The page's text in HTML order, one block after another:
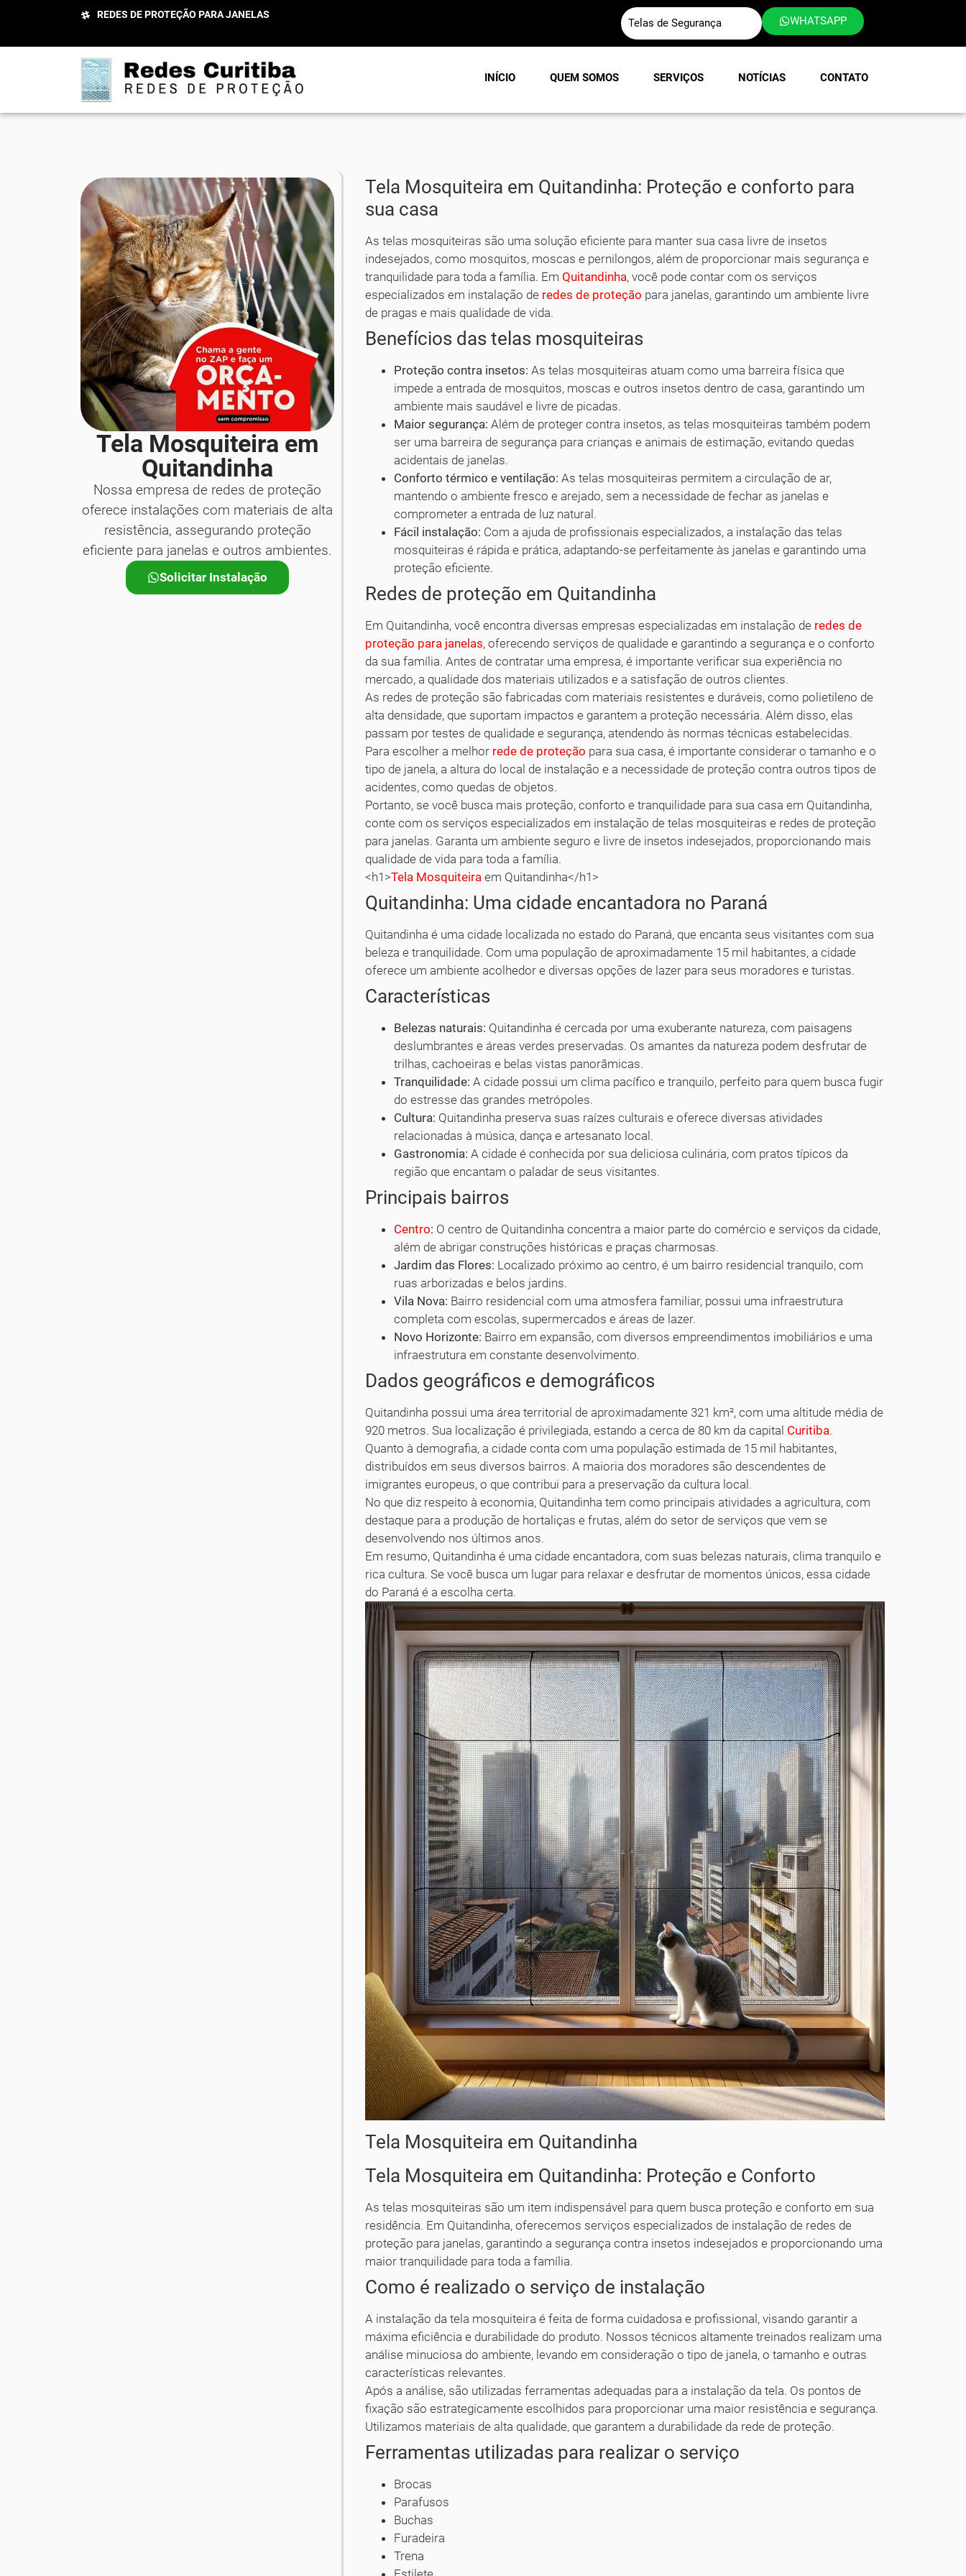
REDES DE PROTEÇÃO PARA JANELAS
Telas de Segurança WHATSAPP
INÍCIO QUEM SOMOS SERVIÇOS NOTÍCIAS CONTATO
Tela Mosquiteira em
Quitandinha
Nossa empresa de redes de proteção
oferece instalações com materiais de alta
resistência, assegurando proteção
eficiente para janelas e outros ambientes.
Solicitar Instalação
Tela Mosquiteira em Quitandinha: Proteção e conforto para
sua casa
As telas mosquiteiras são uma solução eficiente para manter sua casa livre de insetos
indesejados, como mosquitos, moscas e pernilongos, além de proporcionar mais segurança e
tranquilidade para toda a família. Em Quitandinha, você pode contar com os serviços
especializados em instalação de redes de proteção para janelas, garantindo um ambiente livre
de pragas e mais qualidade de vida.
Benefícios das telas mosquiteiras
Proteção contra insetos: As telas mosquiteiras atuam como uma barreira física que
impede a entrada de mosquitos, moscas e outros insetos dentro de casa, garantindo um
ambiente mais saudável e livre de picadas.
Maior segurança: Além de proteger contra insetos, as telas mosquiteiras também podem
ser uma barreira de segurança para crianças e animais de estimação, evitando quedas
acidentais de janelas.
Conforto térmico e ventilação: As telas mosquiteiras permitem a circulação de ar,
mantendo o ambiente fresco e arejado, sem a necessidade de fechar as janelas e
comprometer a entrada de luz natural.
Fácil instalação: Com a ajuda de profissionais especializados, a instalação das telas
mosquiteiras é rápida e prática, adaptando-se perfeitamente às janelas e garantindo uma
proteção eficiente.
Redes de proteção em Quitandinha
Em Quitandinha, você encontra diversas empresas especializadas em instalação de redes de
proteção para janelas, oferecendo serviços de qualidade e garantindo a segurança e o conforto
da sua família. Antes de contratar uma empresa, é importante verificar sua experiência no
mercado, a qualidade dos materiais utilizados e a satisfação de outros clientes.
As redes de proteção são fabricadas com materiais resistentes e duráveis, como polietileno de
alta densidade, que suportam impactos e garantem a proteção necessária. Além disso, elas
passam por testes de qualidade e segurança, atendendo às normas técnicas estabelecidas.
Para escolher a melhor rede de proteção para sua casa, é importante considerar o tamanho e o
tipo de janela, a altura do local de instalação e a necessidade de proteção contra outros tipos de
acidentes, como quedas de objetos.
Portanto, se você busca mais proteção, conforto e tranquilidade para sua casa em Quitandinha,
conte com os serviços especializados em instalação de telas mosquiteiras e redes de proteção
para janelas. Garanta um ambiente seguro e livre de insetos indesejados, proporcionando mais
qualidade de vida para toda a família.
<h1>Tela Mosquiteira em Quitandinha</h1>
Quitandinha: Uma cidade encantadora no Paraná
Quitandinha é uma cidade localizada no estado do Paraná, que encanta seus visitantes com sua
beleza e tranquilidade. Com uma população de aproximadamente 15 mil habitantes, a cidade
oferece um ambiente acolhedor e diversas opções de lazer para seus moradores e turistas.
Características
Belezas naturais: Quitandinha é cercada por uma exuberante natureza, com paisagens
deslumbrantes e áreas verdes preservadas. Os amantes da natureza podem desfrutar de
trilhas, cachoeiras e belas vistas panorâmicas.
Tranquilidade: A cidade possui um clima pacífico e tranquilo, perfeito para quem busca fugir
do estresse das grandes metrópoles.
Cultura: Quitandinha preserva suas raízes culturais e oferece diversas atividades
relacionadas à música, dança e artesanato local.
Gastronomia: A cidade é conhecida por sua deliciosa culinária, com pratos típicos da
região que encantam o paladar de seus visitantes.
Principais bairros
Centro: O centro de Quitandinha concentra a maior parte do comércio e serviços da cidade,
além de abrigar construções históricas e praças charmosas.
Jardim das Flores: Localizado próximo ao centro, é um bairro residencial tranquilo, com
ruas arborizadas e belos jardins.
Vila Nova: Bairro residencial com uma atmosfera familiar, possui uma infraestrutura
completa com escolas, supermercados e áreas de lazer.
Novo Horizonte: Bairro em expansão, com diversos empreendimentos imobiliários e uma
infraestrutura em constante desenvolvimento.
Dados geográficos e demográficos
Quitandinha possui uma área territorial de aproximadamente 321 km², com uma altitude média de
920 metros. Sua localização é privilegiada, estando a cerca de 80 km da capital Curitiba.
Quanto à demografia, a cidade conta com uma população estimada de 15 mil habitantes,
distribuídos em seus diversos bairros. A maioria dos moradores são descendentes de
imigrantes europeus, o que contribui para a preservação da cultura local.
No que diz respeito à economia, Quitandinha tem como principais atividades a agricultura, com
destaque para a produção de hortaliças e frutas, além do setor de serviços que vem se
desenvolvendo nos últimos anos.
Em resumo, Quitandinha é uma cidade encantadora, com suas belezas naturais, clima tranquilo e
rica cultura. Se você busca um lugar para relaxar e desfrutar de momentos únicos, essa cidade
do Paraná é a escolha certa.
Tela Mosquiteira em Quitandinha
Tela Mosquiteira em Quitandinha: Proteção e Conforto
As telas mosquiteiras são um item indispensável para quem busca proteção e conforto em sua
residência. Em Quitandinha, oferecemos serviços especializados de instalação de redes de
proteção para janelas, garantindo a segurança contra insetos indesejados e proporcionando uma
maior tranquilidade para toda a família.
Como é realizado o serviço de instalação
A instalação da tela mosquiteira é feita de forma cuidadosa e profissional, visando garantir a
máxima eficiência e durabilidade do produto. Nossos técnicos altamente treinados realizam uma
análise minuciosa do ambiente, levando em consideração o tipo de janela, o tamanho e outras
características relevantes.
Após a análise, são utilizadas ferramentas adequadas para a instalação da tela. Os pontos de
fixação são estrategicamente escolhidos para proporcionar uma maior resistência e segurança.
Utilizamos materiais de alta qualidade, que garantem a durabilidade da rede de proteção.
Ferramentas utilizadas para realizar o serviço
Brocas
Parafusos
Buchas
Furadeira
Trena